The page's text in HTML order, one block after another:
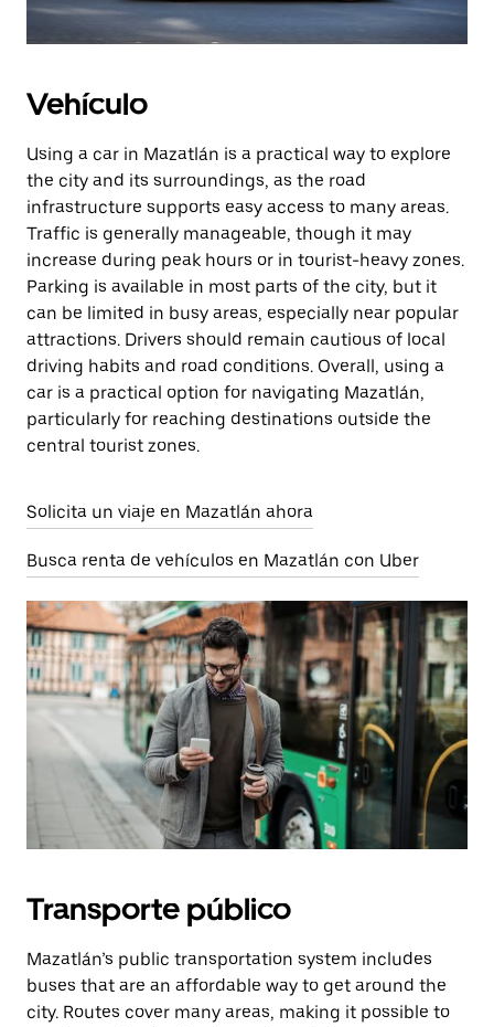
Vehículo
Using a car in Mazatlán is a practical way to explore
the city and its surroundings, as the road
infrastructure supports easy access to many areas.
Traffic is generally manageable, though it may
increase during peak hours or in tourist-heavy zones.
Parking is available in most parts of the city, but it
can be limited in busy areas, especially near popular
attractions. Drivers should remain cautious of local
driving habits and road conditions. Overall, using a
car is a practical option for navigating Mazatlán,
particularly for reaching destinations outside the
central tourist zones.
Solicita un viaje en Mazatlán ahora
Busca renta de vehículos en Mazatlán con Uber
Transporte público
Mazatlán’s public transportation system includes
buses that are an affordable way to get around the
city. Routes cover many areas, making it possible to